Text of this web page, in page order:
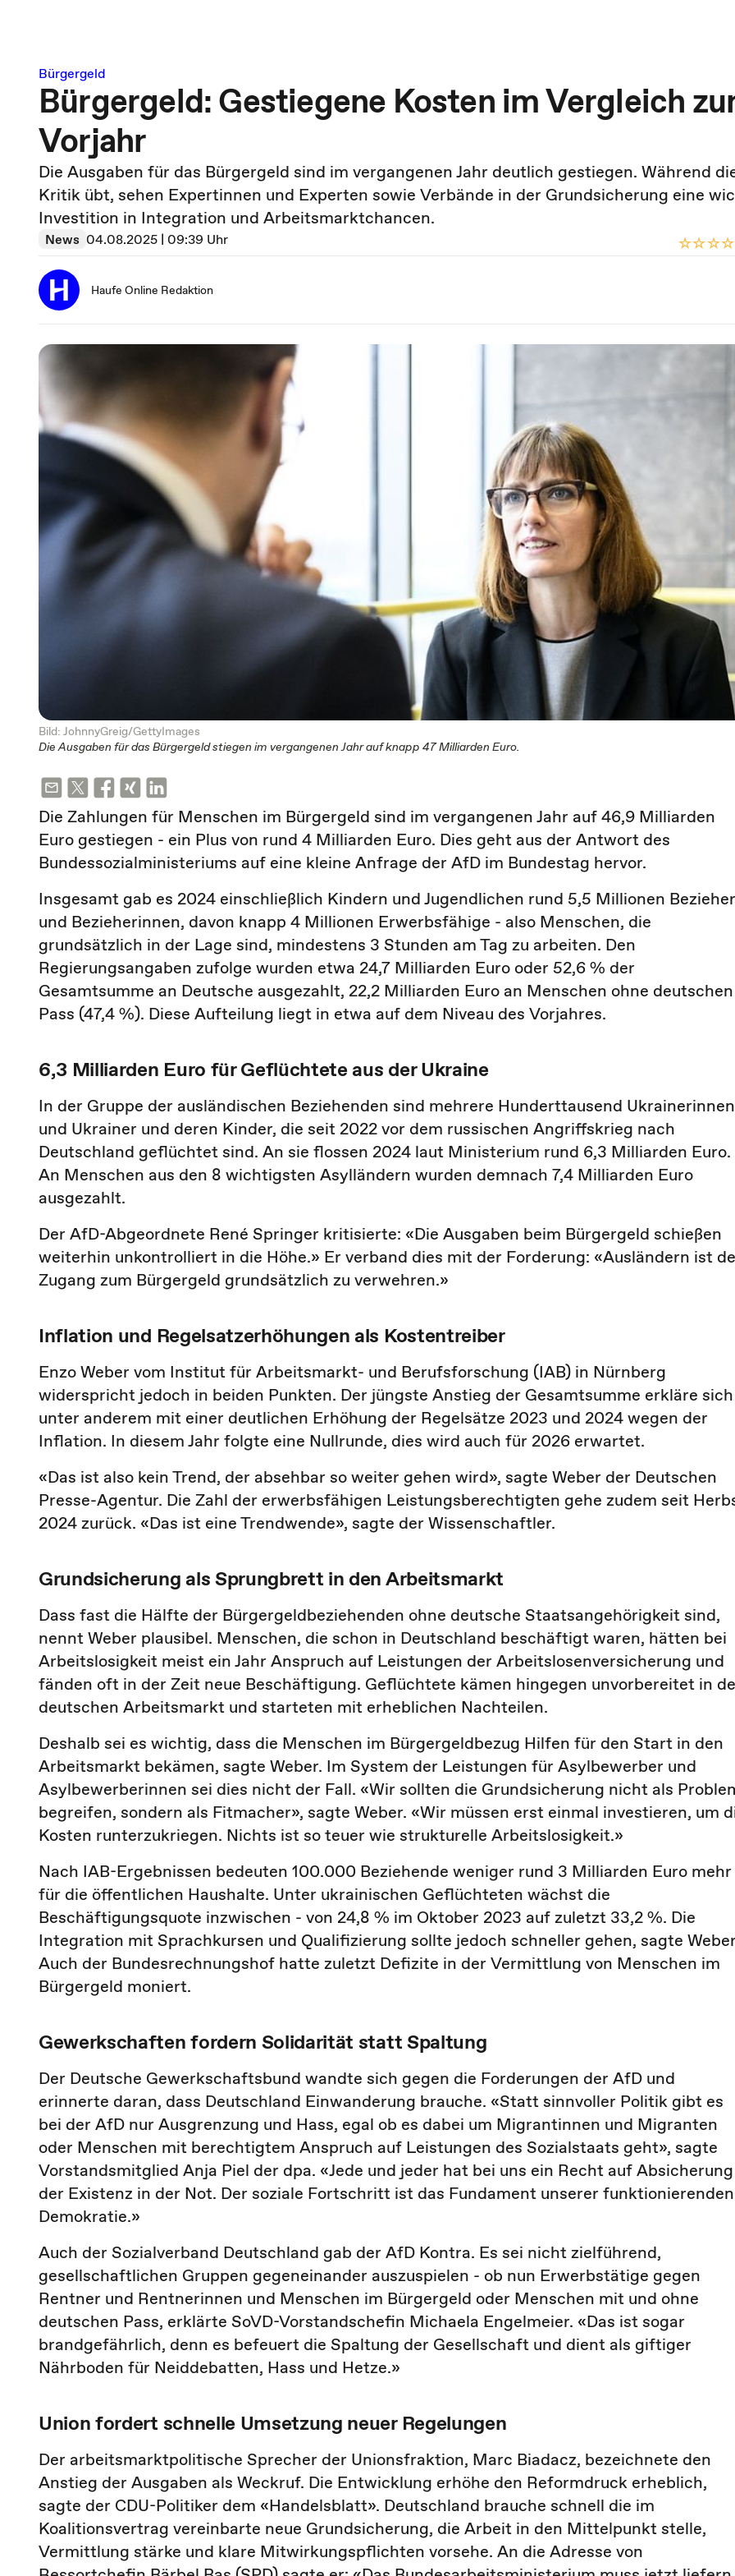
Bürgergeld
Bürgergeld: Gestiegene Kosten im Vergleich
Vorjahr
Die Ausgaben für das Bürgergeld sind im vergangenen Jahr deutlich gestiegen. Während
Kritik übt, sehen Expertinnen und Experten sowie Verbände in der Grundsicherung eine
Investition in Integration und Arbeitsmarktchancen.
News 04.08.2025 | 09:39 Uhr
Haufe Online Redaktion
Bild: JohnnyGreig/GettyImages
Die Ausgaben für das Bürgergeld stiegen im vergangenen Jahr auf knapp 47 Milliarden Euro.
Die Zahlungen für Menschen im Bürgergeld sind im vergangenen Jahr auf 46,9 Milliarden
Euro gestiegen - ein Plus von rund 4 Milliarden Euro. Dies geht aus der Antwort des
Bundessozialministeriums auf eine kleine Anfrage der AfD im Bundestag hervor.
Insgesamt gab es 2024 einschließlich Kindern und Jugendlichen rund 5,5 Millionen Bezieher
und Bezieherinnen, davon knapp 4 Millionen Erwerbsfähige - also Menschen, die
grundsätzlich in der Lage sind, mindestens 3 Stunden am Tag zu arbeiten. Den
Regierungsangaben zufolge wurden etwa 24,7 Milliarden Euro oder 52,6 % der
Gesamtsumme an Deutsche ausgezahlt, 22,2 Milliarden Euro an Menschen ohne deutschen
Pass (47,4 %). Diese Aufteilung liegt in etwa auf dem Niveau des Vorjahres.
6,3 Milliarden Euro für Geflüchtete aus der Ukraine
In der Gruppe der ausländischen Beziehenden sind mehrere Hunderttausend Ukrainerinnen
und Ukrainer und deren Kinder, die seit 2022 vor dem russischen Angriffskrieg nach
Deutschland geflüchtet sind. An sie flossen 2024 laut Ministerium rund 6,3 Milliarden Euro.
An Menschen aus den 8 wichtigsten Asylländern wurden demnach 7,4 Milliarden Euro
ausgezahlt.
Der AfD-Abgeordnete René Springer kritisierte: «Die Ausgaben beim Bürgergeld schießen
weiterhin unkontrolliert in die Höhe.» Er verband dies mit der Forderung: «Ausländern ist
Zugang zum Bürgergeld grundsätzlich zu verwehren.»
Inflation und Regelsatzerhöhungen als Kostentreiber
Enzo Weber vom Institut für Arbeitsmarkt- und Berufsforschung (IAB) in Nürnberg
widerspricht jedoch in beiden Punkten. Der jüngste Anstieg der Gesamtsumme erkläre sich
unter anderem mit einer deutlichen Erhöhung der Regelsätze 2023 und 2024 wegen der
Inflation. In diesem Jahr folgte eine Nullrunde, dies wird auch für 2026 erwartet.
«Das ist also kein Trend, der absehbar so weiter gehen wird», sagte Weber der Deutschen
Presse-Agentur. Die Zahl der erwerbsfähigen Leistungsberechtigten gehe zudem seit
2024 zurück. «Das ist eine Trendwende», sagte der Wissenschaftler.
Grundsicherung als Sprungbrett in den Arbeitsmarkt
Dass fast die Hälfte der Bürgergeldbeziehenden ohne deutsche Staatsangehörigkeit sind,
nennt Weber plausibel. Menschen, die schon in Deutschland beschäftigt waren, hätten bei
Arbeitslosigkeit meist ein Jahr Anspruch auf Leistungen der Arbeitslosenversicherung und
fänden oft in der Zeit neue Beschäftigung. Geflüchtete kämen hingegen unvorbereitet in
deutschen Arbeitsmarkt und starteten mit erheblichen Nachteilen.
Deshalb sei es wichtig, dass die Menschen im Bürgergeldbezug Hilfen für den Start in den
Arbeitsmarkt bekämen, sagte Weber. Im System der Leistungen für Asylbewerber und
Asylbewerberinnen sei dies nicht der Fall. «Wir sollten die Grundsicherung nicht als
begreifen, sondern als Fitmacher», sagte Weber. «Wir müssen erst einmal investieren, um
Kosten runterzukriegen. Nichts ist so teuer wie strukturelle Arbeitslosigkeit.»
Nach IAB-Ergebnissen bedeuten 100.000 Beziehende weniger rund 3 Milliarden Euro mehr
für die öffentlichen Haushalte. Unter ukrainischen Geflüchteten wächst die
Beschäftigungsquote inzwischen - von 24,8 % im Oktober 2023 auf zuletzt 33,2 %. Die
Integration mit Sprachkursen und Qualifizierung sollte jedoch schneller gehen, sagte
Auch der Bundesrechnungshof hatte zuletzt Defizite in der Vermittlung von Menschen im
Bürgergeld moniert.
Gewerkschaften fordern Solidarität statt Spaltung
Der Deutsche Gewerkschaftsbund wandte sich gegen die Forderungen der AfD und
erinnerte daran, dass Deutschland Einwanderung brauche. «Statt sinnvoller Politik gibt es
bei der AfD nur Ausgrenzung und Hass, egal ob es dabei um Migrantinnen und Migranten
oder Menschen mit berechtigtem Anspruch auf Leistungen des Sozialstaats geht», sagte
Vorstandsmitglied Anja Piel der dpa. «Jede und jeder hat bei uns ein Recht auf Absicherung
der Existenz in der Not. Der soziale Fortschritt ist das Fundament unserer funktionierenden
Demokratie.»
Auch der Sozialverband Deutschland gab der AfD Kontra. Es sei nicht zielführend,
gesellschaftlichen Gruppen gegeneinander auszuspielen - ob nun Erwerbstätige gegen
Rentner und Rentnerinnen und Menschen im Bürgergeld oder Menschen mit und ohne
deutschen Pass, erklärte SoVD-Vorstandschefin Michaela Engelmeier. «Das ist sogar
brandgefährlich, denn es befeuert die Spaltung der Gesellschaft und dient als giftiger
Nährboden für Neiddebatten, Hass und Hetze.»
Union fordert schnelle Umsetzung neuer Regelungen
Der arbeitsmarktpolitische Sprecher der Unionsfraktion, Marc Biadacz, bezeichnete den
Anstieg der Ausgaben als Weckruf. Die Entwicklung erhöhe den Reformdruck erheblich,
sagte der CDU-Politiker dem «Handelsblatt». Deutschland brauche schnell die im
Koalitionsvertrag vereinbarte neue Grundsicherung, die Arbeit in den Mittelpunkt stelle,
Vermittlung stärke und klare Mitwirkungspflichten vorsehe. An die Adresse von